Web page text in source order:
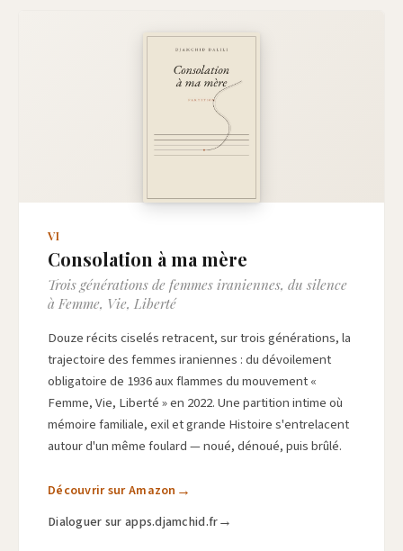
VI
Consolation à ma mère
Trois générations de femmes iraniennes, du silence
à Femme, Vie, Liberté
Douze récits ciselés retracent, sur trois générations, la
trajectoire des femmes iraniennes : du dévoilement
obligatoire de 1936 aux flammes du mouvement «
Femme, Vie, Liberté » en 2022. Une partition intime où
mémoire familiale, exil et grande Histoire s'entrelacent
autour d'un même foulard — noué, dénoué, puis brûlé.
Découvrir sur Amazon
Dialoguer sur apps.djamchid.fr